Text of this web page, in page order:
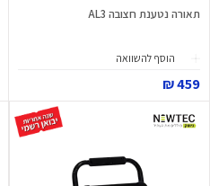
תאורה נטענת חצובה AL3
הוסף להשוואה
459 ₪